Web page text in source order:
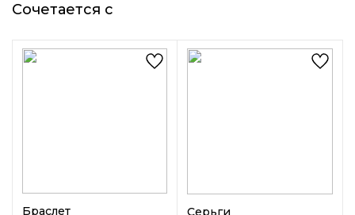
Декоративный элемент 1:
образами, так и с классическо-деловыми. Кольца
сеты или использоваться в качестве самостоятельного
украшения. Размер колец - регулируемый.
Сочетается с
Браслет
Серьги